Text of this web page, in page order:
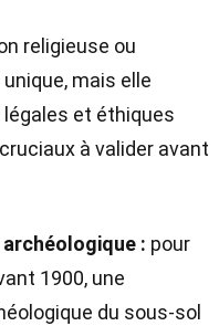
religieuse ou
mais elle
et éthiques
à valider avant
: pour
1900, une
du sous-sol